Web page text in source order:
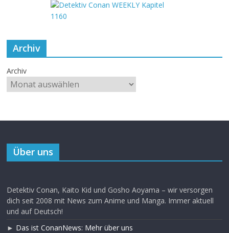
Archiv
Archiv
Über uns
Detektiv Conan, Kaito Kid und Gosho Aoyama – wir versorgen
dich seit 2008 mit News zum Anime und Manga. Immer aktuell
und auf Deutsch!
► Das ist ConanNews: Mehr über uns